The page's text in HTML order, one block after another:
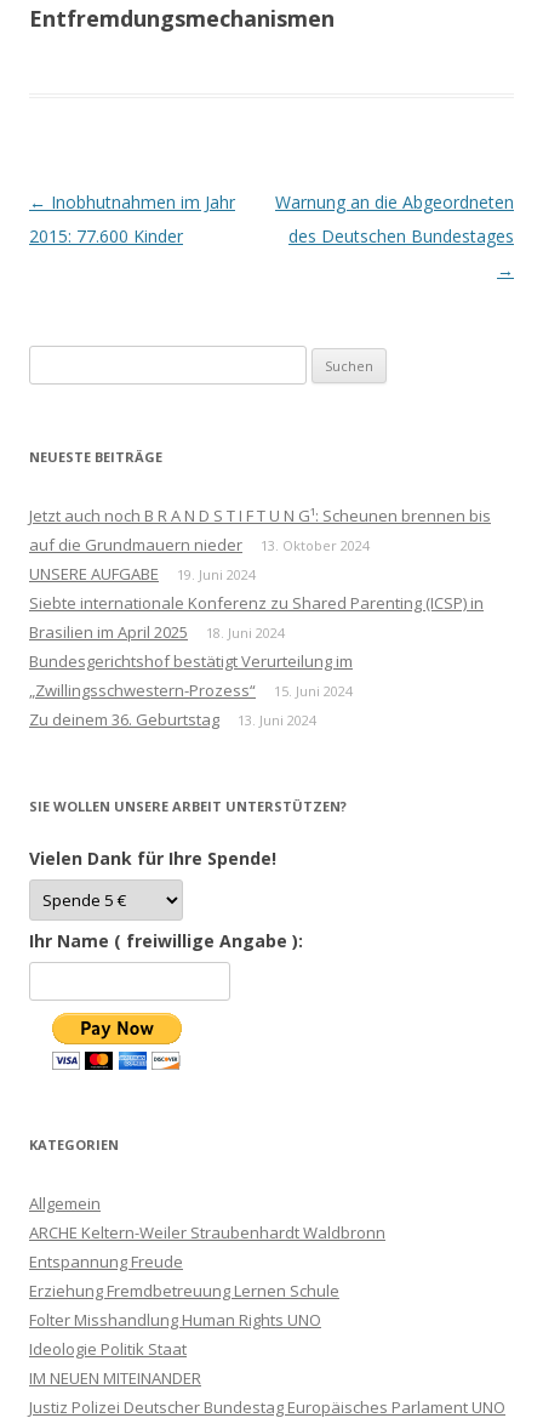
Entfremdungsmechanismen
Beitrags-
Navigation
← Inobhutnahmen im Jahr
2015: 77.600 Kinder
Warnung an die Abgeordneten
des Deutschen Bundestages
→
nach:
NEUESTE BEITRÄGE
Jetzt auch noch B R A N D S T I F T U N G¹: Scheunen brennen bis
auf die Grundmauern nieder
13. Oktober 2024
UNSERE AUFGABE 19. Juni 2024
Siebte internationale Konferenz zu Shared Parenting (ICSP) in
Brasilien im April 2025
18. Juni 2024
Bundesgerichtshof bestätigt Verurteilung im
„Zwillingsschwestern-Prozess“
15. Juni 2024
Zu deinem 36. Geburtstag 13. Juni 2024
SIE WOLLEN UNSERE ARBEIT UNTERSTÜTZEN?
Vielen Dank für Ihre Spende!
Ihr Name ( freiwillige Angabe ):
KATEGORIEN
Allgemein
ARCHE Keltern-Weiler Straubenhardt Waldbronn
Entspannung Freude
Erziehung Fremdbetreuung Lernen Schule
Folter Misshandlung Human Rights UNO
Ideologie Politik Staat
IM NEUEN MITEINANDER
Justiz Polizei Deutscher Bundestag Europäisches Parlament UNO